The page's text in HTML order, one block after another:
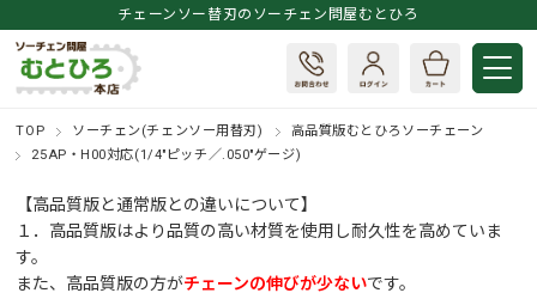
チェーンソー替刃のソーチェン問屋むとひろ
TOP ソーチェン(チェンソー用替刃)
高品質版むとひろソーチェーン
25AP・H00対応(1/4"ピッチ／.050"ゲージ)
【高品質版と通常版との違いについて】
１．高品質版はより品質の高い材質を使用し耐久性を高めていま
す。
また、高品質版の方がチェーンの伸びが少ないです。